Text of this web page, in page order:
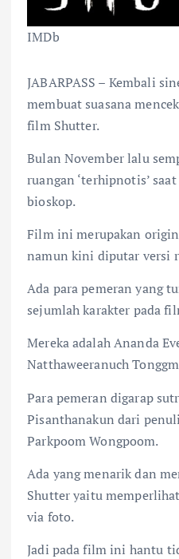
IMDb
JABARPASS – Kembali
membuat suasana
film Shutter.
Bulan November lalu
ruangan ‘terhipnotis’
bioskop.
Film ini merupakan
namun kini diputar versi
Ada para pemeran yang
sejumlah karakter pada
Mereka adalah Ananda
Natthaweeranuch
Para pemeran digarap
Pisanthanakun dari
Parkpoom Wongpoom.
Ada yang menarik dan
Shutter yaitu
via foto.
Jadi pada film ini hantu